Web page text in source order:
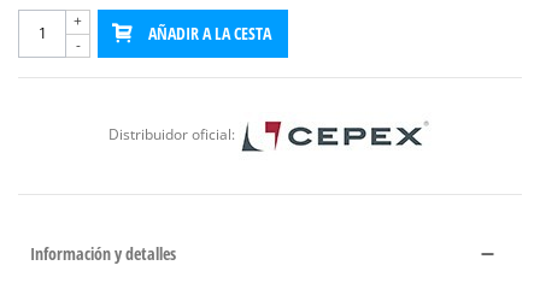
-
+
AÑADIR A LA CESTA
Distribuidor oficial:
Información y detalles